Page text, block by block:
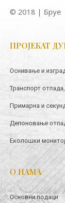
© 2018 | Бруе
ПРОЈЕКАТ
Оснивање и
Транспорт
Примарна и
Депоновање
Еколошки
О НАМА
Основни подаци